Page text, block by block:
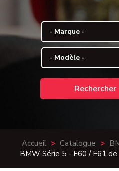
Accueil > Catalogue >
BMW Série 5 - E60 / E61